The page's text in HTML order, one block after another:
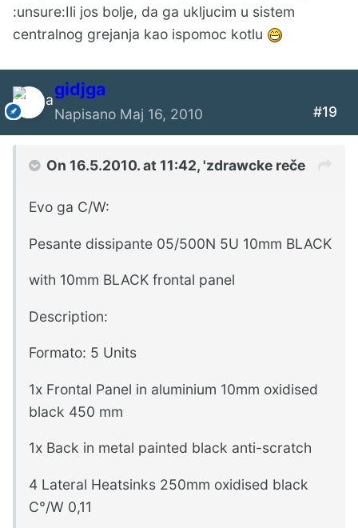
:unsure:Ili jos bolje, da ga ukljucim u sistem
centralnog grejanja kao ispomoc kotlu
gidjga
Napisano Maj 16, 2010 #19
On 16.5.2010. at 11:42, 'zdrawcke reče
Evo ga C/W:
Pesante dissipante 05/500N 5U 10mm BLACK
with 10mm BLACK frontal panel
Description:
Formato: 5 Units
1x Frontal Panel in aluminium 10mm oxidised
black 450 mm
1x Back in metal painted black anti-scratch
4 Lateral Heatsinks 250mm oxidised black
C°/W 0,11